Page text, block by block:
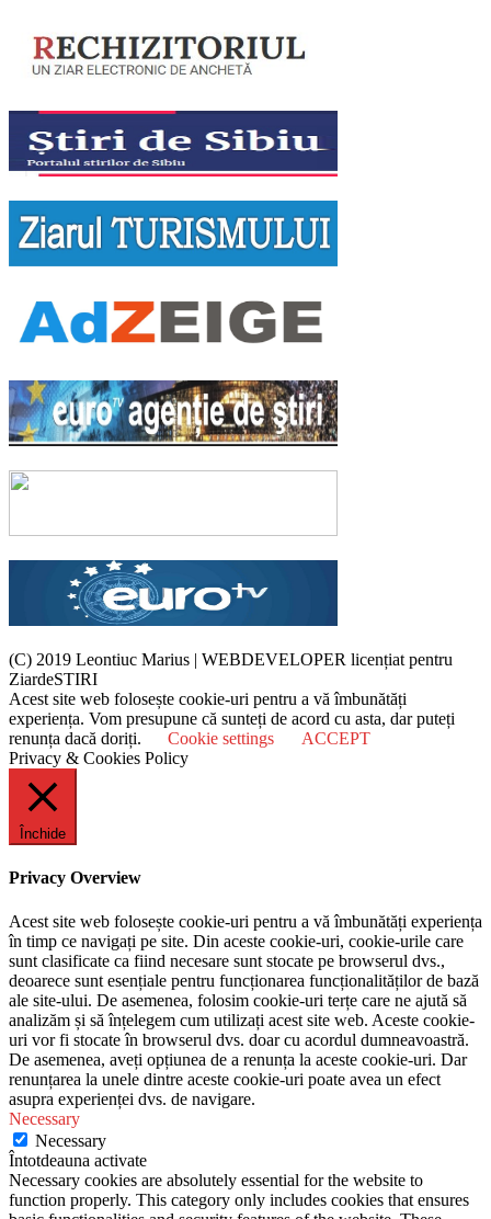
(C) 2019 Leontiuc Marius | WEBDEVELOPER licențiat pentru
ZiardeSTIRI
Acest site web folosește cookie-uri pentru a vă îmbunătăți
experiența. Vom presupune că sunteți de acord cu asta, dar puteți
renunța dacă doriți.
Cookie settings
ACCEPT
Privacy & Cookies Policy
Închide
Privacy Overview
Acest site web folosește cookie-uri pentru a vă îmbunătăți experiența
în timp ce navigați pe site. Din aceste cookie-uri, cookie-urile care
sunt clasificate ca fiind necesare sunt stocate pe browserul dvs.,
deoarece sunt esențiale pentru funcționarea funcționalităților de bază
ale site-ului. De asemenea, folosim cookie-uri terțe care ne ajută să
analizăm și să înțelegem cum utilizați acest site web. Aceste cookie-
uri vor fi stocate în browserul dvs. doar cu acordul dumneavoastră.
De asemenea, aveți opțiunea de a renunța la aceste cookie-uri. Dar
renunțarea la unele dintre aceste cookie-uri poate avea un efect
asupra experienței dvs. de navigare.
Necessary
Necessary
Întotdeauna activate
Necessary cookies are absolutely essential for the website to
function properly. This category only includes cookies that ensures